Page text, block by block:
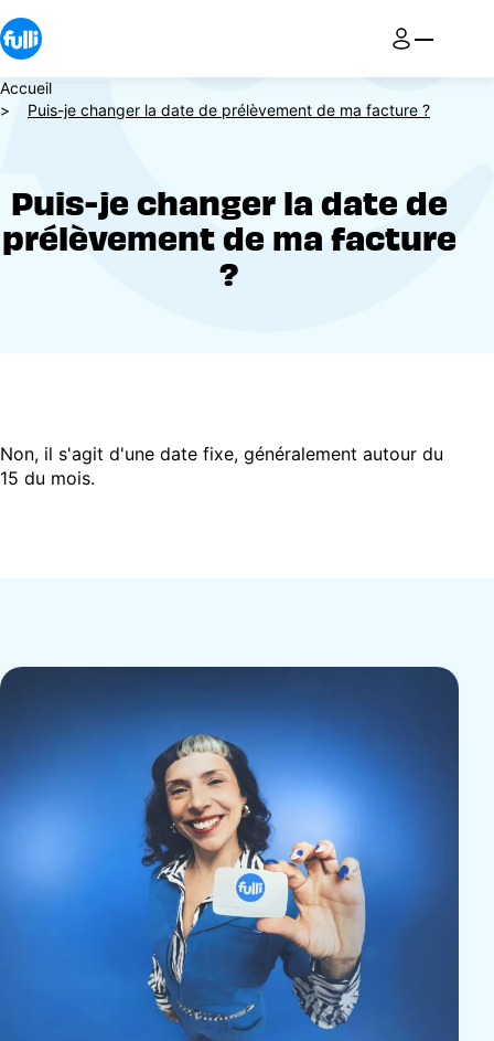
Aller
au
contenu
principal
Fil
d'Ariane
Accueil
Puis-je changer la date de prélèvement de ma facture ?
Puis-je changer la date de
prélèvement de ma facture
?
Non, il s'agit d'une date fixe, généralement autour du
15 du mois.